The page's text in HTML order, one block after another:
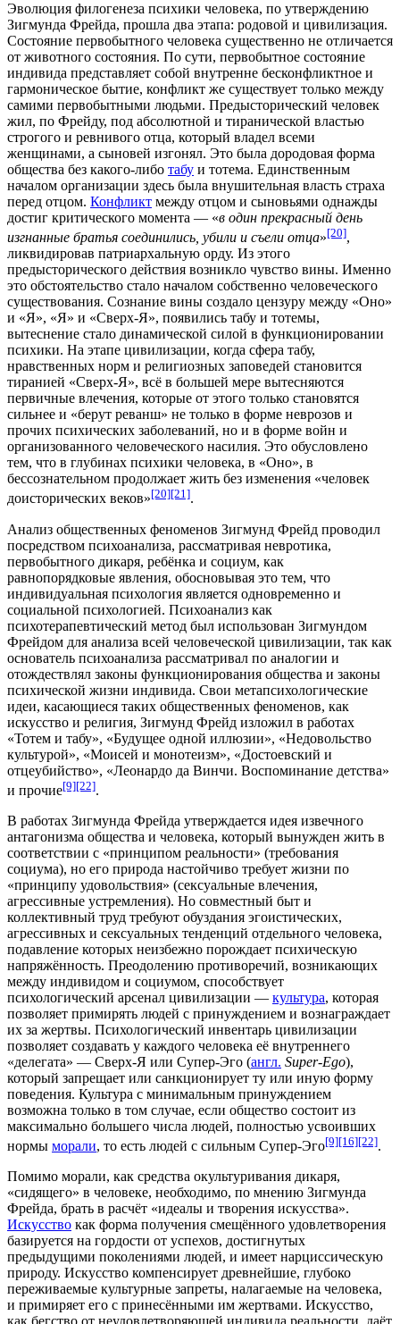
Эволюция филогенеза психики человека, по утверждению
Зигмунда Фрейда, прошла два этапа: родовой и цивилизация.
Состояние первобытного человека существенно не отличается
от животного состояния. По сути, первобытное состояние
индивида представляет собой внутренне бесконфликтное и
гармоническое бытие, конфликт же существует только между
самими первобытными людьми. Предысторический человек
жил, по Фрейду, под абсолютной и тиранической властью
строгого и ревнивого отца, который владел всеми
женщинами, а сыновей изгонял. Это была дородовая форма
общества без какого-либо табу и тотема. Единственным
началом организации здесь была внушительная власть страха
перед отцом. Конфликт между отцом и сыновьями однажды
достиг критического момента — «в один прекрасный день
изгнанные братья соединились, убили и съели отца»[20],
ликвидировав патриархальную орду. Из этого
предысторического действия возникло чувство вины. Именно
это обстоятельство стало началом собственно человеческого
существования. Сознание вины создало цензуру между «Оно»
и «Я», «Я» и «Сверх-Я», появились табу и тотемы,
вытеснение стало динамической силой в функционировании
психики. На этапе цивилизации, когда сфера табу,
нравственных норм и религиозных заповедей становится
тиранией «Сверх-Я», всё в большей мере вытесняются
первичные влечения, которые от этого только становятся
сильнее и «берут реванш» не только в форме неврозов и
прочих психических заболеваний, но и в форме войн и
организованного человеческого насилия. Это обусловлено
тем, что в глубинах психики человека, в «Оно», в
бессознательном продолжает жить без изменения «человек
доисторических веков»[20][21].
Анализ общественных феноменов Зигмунд Фрейд проводил
посредством психоанализа, рассматривая невротика,
первобытного дикаря, ребёнка и социум, как
равнопорядковые явления, обосновывая это тем, что
индивидуальная психология является одновременно и
социальной психологией. Психоанализ как
психотерапевтический метод был использован Зигмундом
Фрейдом для анализа всей человеческой цивилизации, так как
основатель психоанализа рассматривал по аналогии и
отождествлял законы функционирования общества и законы
психической жизни индивида. Свои метапсихологические
идеи, касающиеся таких общественных феноменов, как
искусство и религия, Зигмунд Фрейд изложил в работах
«Тотем и табу», «Будущее одной иллюзии», «Недовольство
культурой», «Моисей и монотеизм», «Достоевский и
отцеубийство», «Леонардо да Винчи. Воспоминание детства»
и прочие[9][22].
В работах Зигмунда Фрейда утверждается идея извечного
антагонизма общества и человека, который вынужден жить в
соответствии с «принципом реальности» (требования
социума), но его природа настойчиво требует жизни по
«принципу удовольствия» (сексуальные влечения,
агрессивные устремления). Но совместный быт и
коллективный труд требуют обуздания эгоистических,
агрессивных и сексуальных тенденций отдельного человека,
подавление которых неизбежно порождает психическую
напряжённость. Преодолению противоречий, возникающих
между индивидом и социумом, способствует
психологический арсенал цивилизации — культура, которая
позволяет примирять людей с принуждением и вознаграждает
их за жертвы. Психологический инвентарь цивилизации
позволяет создавать у каждого человека её внутреннего
«делегата» — Сверх-Я или Супер-Эго (англ. Super-Ego),
который запрещает или санкционирует ту или иную форму
поведения. Культура с минимальным принуждением
возможна только в том случае, если общество состоит из
максимально большего числа людей, полностью усвоивших
нормы морали, то есть людей с сильным Супер-Эго[9][16][22].
Помимо морали, как средства окультуривания дикаря,
«сидящего» в человеке, необходимо, по мнению Зигмунда
Фрейда, брать в расчёт «идеалы и творения искусства».
Искусство как форма получения смещённого удовлетворения
базируется на гордости от успехов, достигнутых
предыдущими поколениями людей, и имеет нарциссическую
природу. Искусство компенсирует древнейшие, глубоко
переживаемые культурные запреты, налагаемые на человека,
и примиряет его с принесёнными им жертвами. Искусство,